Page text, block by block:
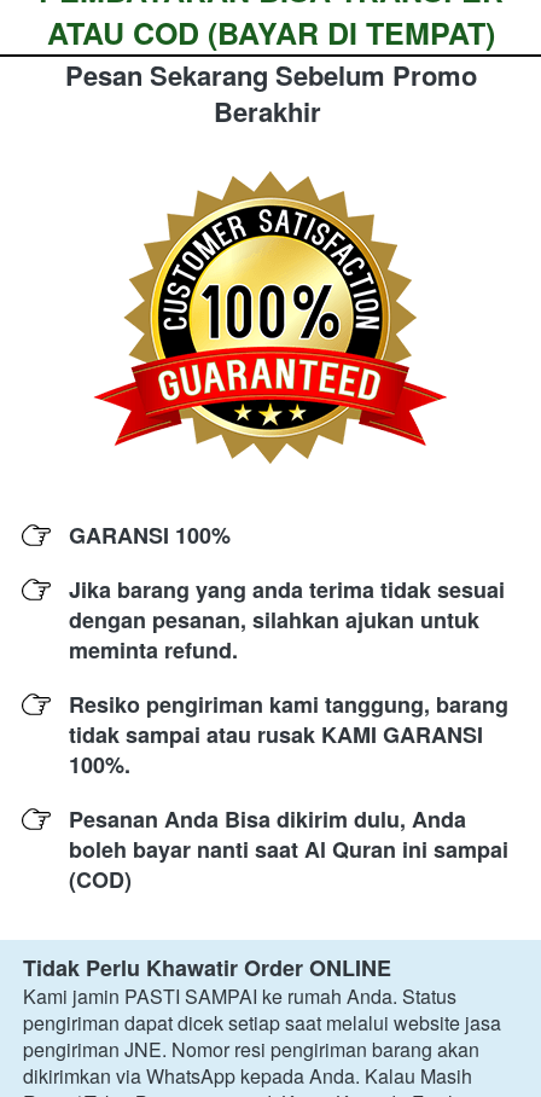
ATAU COD (BAYAR DI TEMPAT)
Pesan Sekarang Sebelum Promo
Berakhir
GARANSI 100%
Jika barang yang anda terima tidak sesuai
dengan pesanan, silahkan ajukan untuk
meminta refund.
Resiko pengiriman kami tanggung, barang
tidak sampai atau rusak KAMI GARANSI
100%.
Pesanan Anda Bisa dikirim dulu, Anda
boleh bayar nanti saat Al Quran ini sampai
(COD)
Tidak Perlu Khawatir Order ONLINE
Kami jamin PASTI SAMPAI ke rumah Anda. Status
pengiriman dapat dicek setiap saat melalui website jasa
pengiriman JNE. Nomor resi pengiriman barang akan
dikirimkan via WhatsApp kepada Anda. Kalau Masih